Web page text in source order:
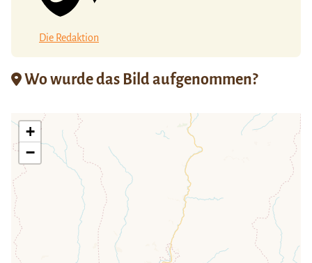
Die Redaktion
Wo wurde das Bild aufgenommen?
+
−